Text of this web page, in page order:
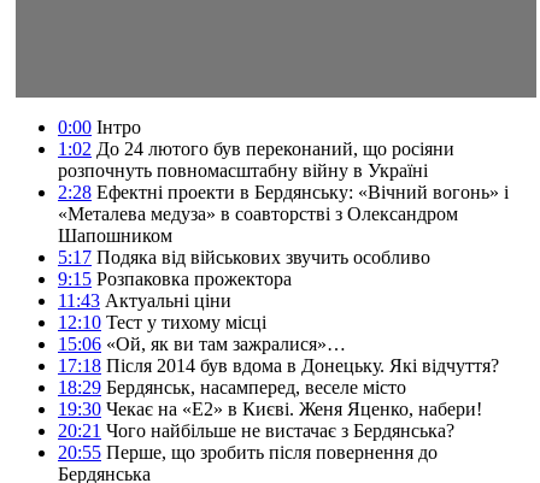
0:00 Інтро
1:02 До 24 лютого був переконаний, що росіяни
розпочнуть повномасштабну війну в Україні
2:28 Ефектні проекти в Бердянську: «Вічний вогонь» і
«Металева медуза» в соавторстві з Олександром
Шапошником
5:17 Подяка від військових звучить особливо
9:15 Розпаковка прожектора
11:43 Актуальні ціни
12:10 Тест у тихому місці
15:06 «Ой, як ви там зажралися»…
17:18 Після 2014 був вдома в Донецьку. Які відчуття?
18:29 Бердянськ, насамперед, веселе місто
19:30 Чекає на «Е2» в Києві. Женя Яценко, набери!
20:21 Чого найбільше не вистачає з Бердянська?
20:55 Перше, що зробить після повернення до
Бердянська